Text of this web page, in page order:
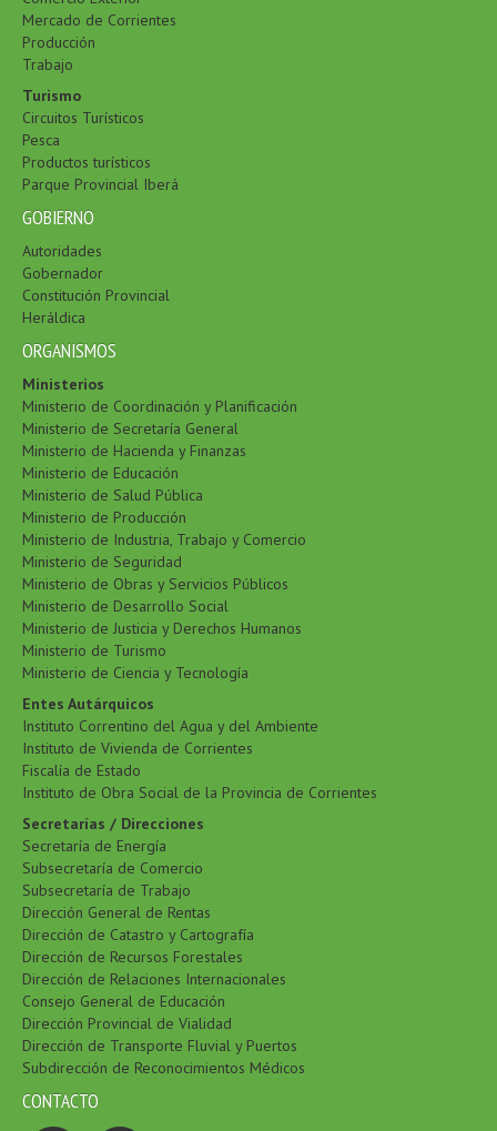
Mercado de Corrientes
Producción
Trabajo
Turismo
Circuitos Turísticos
Pesca
Productos turísticos
Parque Provincial Iberá
GOBIERNO
Autoridades
Gobernador
Constitución Provincial
Heráldica
ORGANISMOS
Ministerios
Ministerio de Coordinación y Planificación
Ministerio de Secretaría General
Ministerio de Hacienda y Finanzas
Ministerio de Educación
Ministerio de Salud Pública
Ministerio de Producción
Ministerio de Industria, Trabajo y Comercio
Ministerio de Seguridad
Ministerio de Obras y Servicios Públicos
Ministerio de Desarrollo Social
Ministerio de Justicia y Derechos Humanos
Ministerio de Turismo
Ministerio de Ciencia y Tecnología
Entes Autárquicos
Instituto Correntino del Agua y del Ambiente
Instituto de Vivienda de Corrientes
Fiscalía de Estado
Instituto de Obra Social de la Provincia de Corrientes
Secretarías / Direcciones
Secretaría de Energía
Subsecretaría de Comercio
Subsecretaría de Trabajo
Dirección General de Rentas
Dirección de Catastro y Cartografía
Dirección de Recursos Forestales
Dirección de Relaciones Internacionales
Consejo General de Educación
Dirección Provincial de Vialidad
Dirección de Transporte Fluvial y Puertos
Subdirección de Reconocimientos Médicos
CONTACTO